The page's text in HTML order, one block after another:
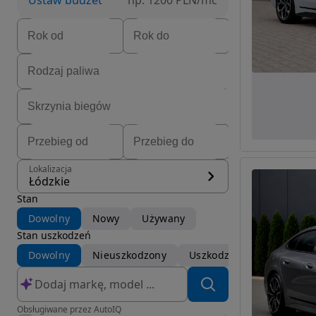
Lokalizacja
Łódzkie
Stan
Dowolny
Nowy
Używany
Stan uszkodzeń
Dowolny
Nieuszkodzony Uszkodzony
Obsługiwane przez AutoIQ